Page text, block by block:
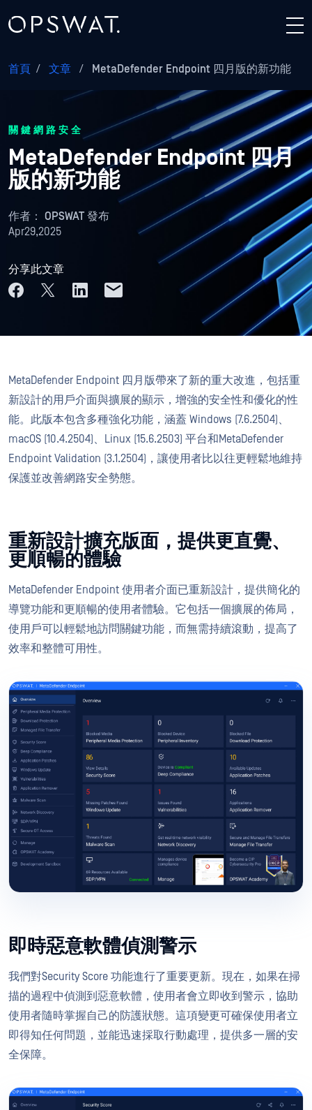
首頁 / 文章 / MetaDefender Endpoint 四月版的新功能
關鍵網路安全
MetaDefender Endpoint 四月
版的新功能
作者： OPSWAT 發布
Apr29,2025
分享此文章
MetaDefender Endpoint 四月版帶來了新的重大改進，包括重
新設計的用戶介面與擴展的顯示，增強的安全性和優化的性
能。此版本包含多種強化功能，涵蓋 Windows (7.6.2504)、
macOS (10.4.2504)、Linux (15.6.2503) 平台和MetaDefender
Endpoint Validation (3.1.2504)，讓使用者比以往更輕鬆地維持
保護並改善網路安全勢態。
重新設計擴充版面，提供更直覺、
更順暢的體驗
MetaDefender Endpoint 使用者介面已重新設計，提供簡化的
導覽功能和更順暢的使用者體驗。它包括一個擴展的佈局，
使用戶可以輕鬆地訪問關鍵功能，而無需持續滾動，提高了
效率和整體可用性。
即時惡意軟體偵測警示
我們對Security Score 功能進行了重要更新。現在，如果在掃
描的過程中偵測到惡意軟體，使用者會立即收到警示，協助
使用者隨時掌握自己的防護狀態。這項變更可確保使用者立
即得知任何問題，並能迅速採取行動處理，提供多一層的安
全保障。